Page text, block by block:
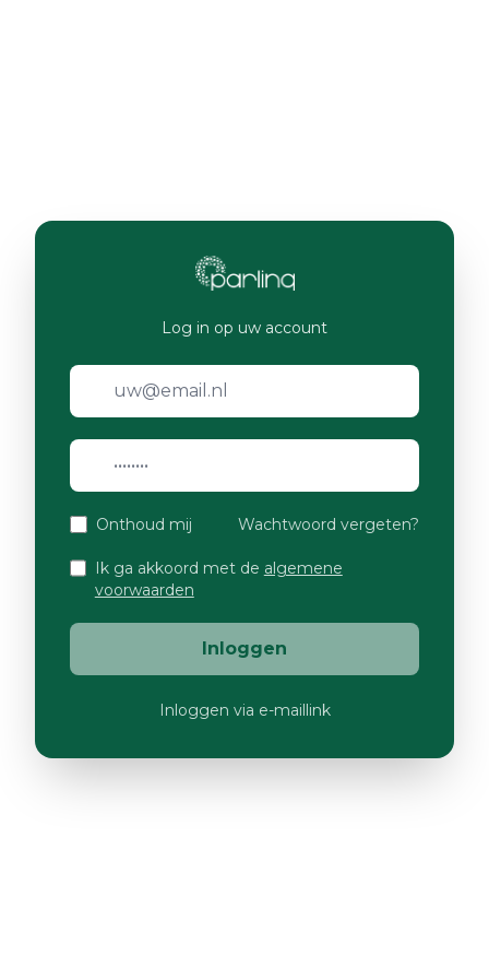
Log in op uw account
Onthoud mij Wachtwoord vergeten?
Ik ga akkoord met de algemene
voorwaarden
Inloggen
Inloggen via e-maillink